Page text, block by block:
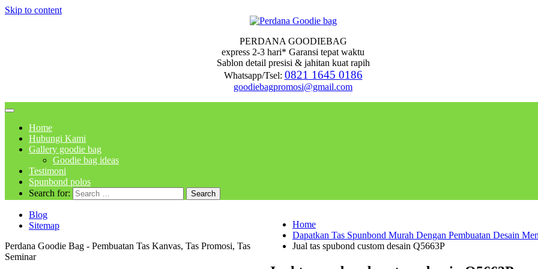
Skip to content
PERDANA GOODIEBAG
express 2-3 hari* Garansi tepat waktu
Sablon detail presisi & jahitan kuat rapih
Whatsapp/Tsel: 0821 1645 0186
goodiebagpromosi@gmail.com
Home
Hubungi Kami
Gallery goodie bag
Goodie bag ideas
Testimoni
Spunbond polos
Search for:
Home
Dapatkan Tas Spunbond Murah Dengan Pembuatan Desain
Jual tas spubond custom desain Q5663P
Blog
Sitemap
Perdana Goodie Bag - Pembuatan Tas Kanvas, Tas Promosi, Tas
Seminar